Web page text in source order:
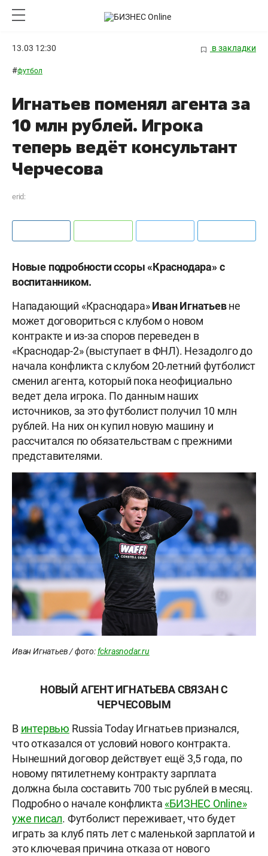
13.03 12:30 в закладки
#футбол
Игнатьев поменял агента за
10 млн рублей. Игрока
теперь ведёт консультант
Черчесова
erid:
Новые подробности ссоры «Краснодара» с
воспитанником.
Нападающий «Краснодара»Иван Игнатьевне
может договориться с клубом о новом
контракте и из-за споров переведен в
«Краснодар-2» (выступает в ФНЛ). Незадолго до
начала конфликта с клубом 20-летний футболист
сменил агента, который пока неофициально
ведет дела игрока. По данным наших
источников, за это футболист получил 10 млн
рублей. На них он купил новую машину и
рассчитался по обязательствам с прежними
представителями.
Иван Игнатьев / фото:fckrasnodar.ru
НОВЫЙ АГЕНТ ИГНАТЬЕВА СВЯЗАН С
ЧЕРЧЕСОВЫМ
В интервью Russia Today Игнатьев признался,
что отказался от условий нового контракта.
Нынешний договор действует ещё 3,5 года, по
новому пятилетнему контракту зарплата
должна была составить 700 тыс рублей в месяц.
Подробно о начале конфликта «БИЗНЕС Online»
уже писал. Футболист переживает, что будет
играть за клуб пять лет с маленькой зарплатой и
это ключевая причина отказа от нового